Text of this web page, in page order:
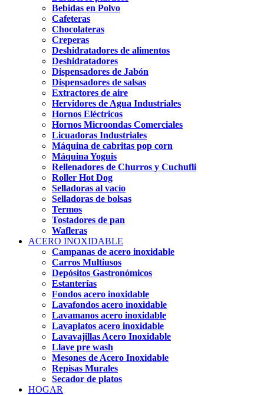
Bebidas en Polvo
Cafeteras
Chocolateras
Creperas
Deshidratadores de alimentos
Deshidratadores
Dispensadores de Jabón
Dispensadores de salsas
Extractores de aire
Hervidores de Agua Industriales
Hornos Eléctricos
Hornos Microondas Comerciales
Licuadoras Industriales
Máquina de cabritas pop corn
Máquina Yoguis
Rellenadores de Churros y Cuchufli
Roller Hot Dog
Selladoras al vacío
Selladoras de bolsas
Termos
Tostadores de pan
Wafleras
ACERO INOXIDABLE
Campanas de acero inoxidable
Carros Multiusos
Depósitos Gastronómicos
Estanterías
Fondos acero inoxidable
Lavafondos acero inoxidable
Lavamanos acero inoxidable
Lavaplatos acero inoxidable
Lavavajillas Acero Inoxidable
Llave pre wash
Mesones de Acero Inoxidable
Repisas Murales
Secador de platos
HOGAR